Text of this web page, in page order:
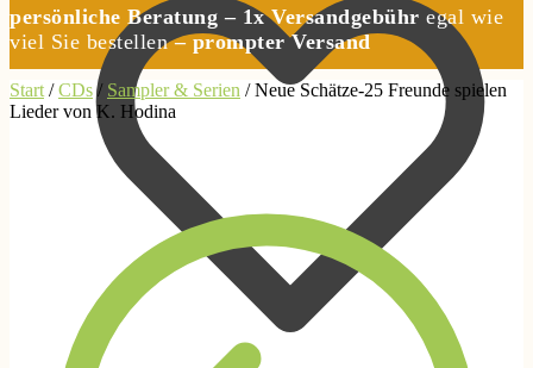
persönliche Beratung – 1x Versandgebühr egal wie
viel Sie bestellen– prompter Versand
Start /CDs/ Sampler & Serien /Neue Schätze-25 Freunde spielen
Lieder von K. Hodina